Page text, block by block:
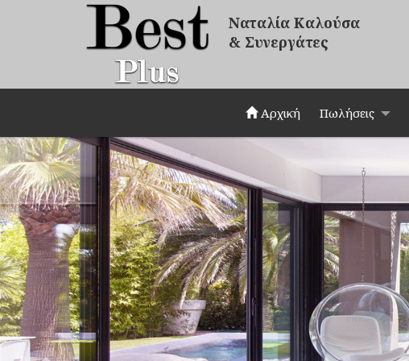
Ναταλία Καλούσα
& Συνεργάτες
Αρχική Πωλήσεις
Previous